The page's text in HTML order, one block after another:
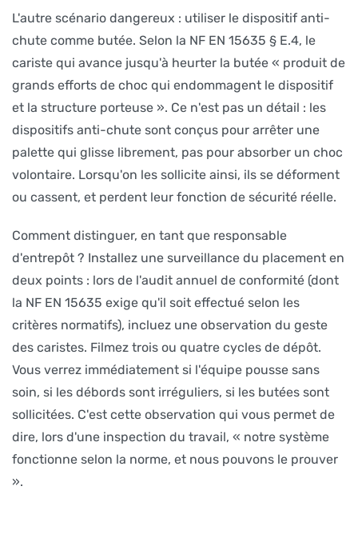
L'autre scénario dangereux : utiliser le dispositif anti-
chute comme butée. Selon la NF EN 15635 § E.4, le
cariste qui avance jusqu'à heurter la butée « produit de
grands efforts de choc qui endommagent le dispositif
et la structure porteuse ». Ce n'est pas un détail : les
dispositifs anti-chute sont conçus pour arrêter une
palette qui glisse librement, pas pour absorber un choc
volontaire. Lorsqu'on les sollicite ainsi, ils se déforment
ou cassent, et perdent leur fonction de sécurité réelle.
Comment distinguer, en tant que responsable
d'entrepôt ? Installez une surveillance du placement en
deux points : lors de l'audit annuel de conformité (dont
la NF EN 15635 exige qu'il soit effectué selon les
critères normatifs), incluez une observation du geste
des caristes. Filmez trois ou quatre cycles de dépôt.
Vous verrez immédiatement si l'équipe pousse sans
soin, si les débords sont irréguliers, si les butées sont
sollicitées. C'est cette observation qui vous permet de
dire, lors d'une inspection du travail, « notre système
fonctionne selon la norme, et nous pouvons le prouver
».